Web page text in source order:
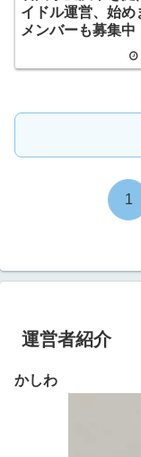
イドル運営、始め
メンバーも募集中
1
運営者紹介
かしわ